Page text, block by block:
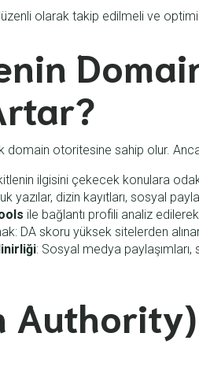
olarak takip edilmeli ve
domain otoritesine sahip olur.
ilgisini çekecek konulara
yazılar, dizin kayıtları, sosyal
ile bağlantı profili analiz
DA skoru yüksek sitelerden
: Sosyal medya
Authority)